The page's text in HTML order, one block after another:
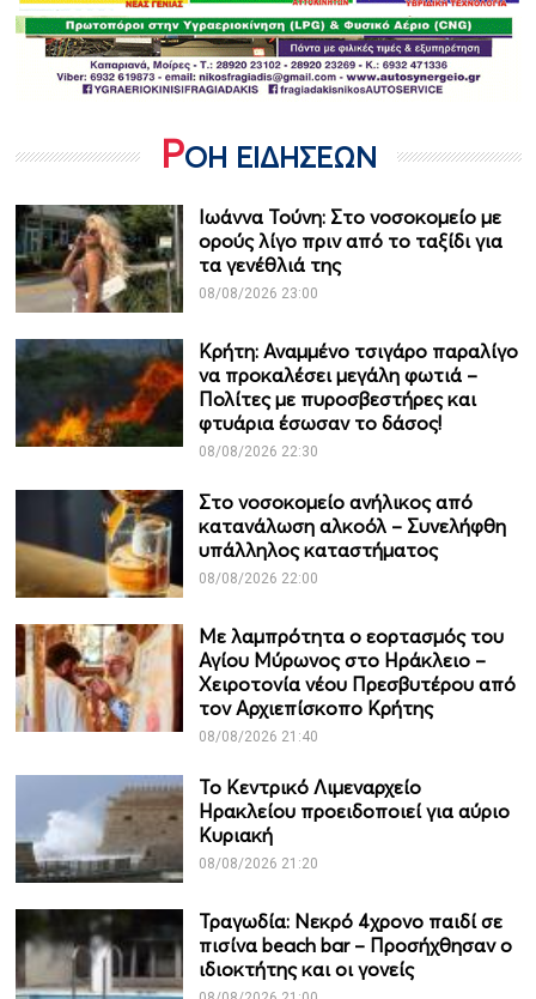
ΡΟΗ ΕΙΔΗΣΕΩΝ
Ιωάννα Τούνη: Στο νοσοκομείο με
ορούς λίγο πριν από το ταξίδι για
τα γενέθλιά της
08/08/2026 23:00
Κρήτη: Αναμμένο τσιγάρο παραλίγο
να προκαλέσει μεγάλη φωτιά –
Πολίτες με πυροσβεστήρες και
φτυάρια έσωσαν το δάσος!
08/08/2026 22:30
Στο νοσοκομείο ανήλικος από
κατανάλωση αλκοόλ – Συνελήφθη
υπάλληλος καταστήματος
08/08/2026 22:00
Με λαμπρότητα ο εορτασμός του
Αγίου Μύρωνος στο Ηράκλειο –
Χειροτονία νέου Πρεσβυτέρου από
τον Αρχιεπίσκοπο Κρήτης
08/08/2026 21:40
Το Κεντρικό Λιμεναρχείο
Ηρακλείου προειδοποιεί για αύριο
Κυριακή
08/08/2026 21:20
Τραγωδία: Νεκρό 4χρονο παιδί σε
πισίνα beach bar – Προσήχθησαν ο
ιδιοκτήτης και οι γονείς